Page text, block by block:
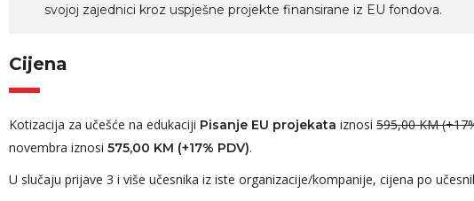
svojoj zajednici kroz uspješne projekte finansirane iz EU fondova.
Cijena
Kotizacija za učešće na edukaciji Pisanje EU projekata iznosi 595,00 KM
novembra iznosi 575,00 KM (+17% PDV).
U slučaju prijave 3 i više učesnika iz iste organizacije/kompanije, cijena po